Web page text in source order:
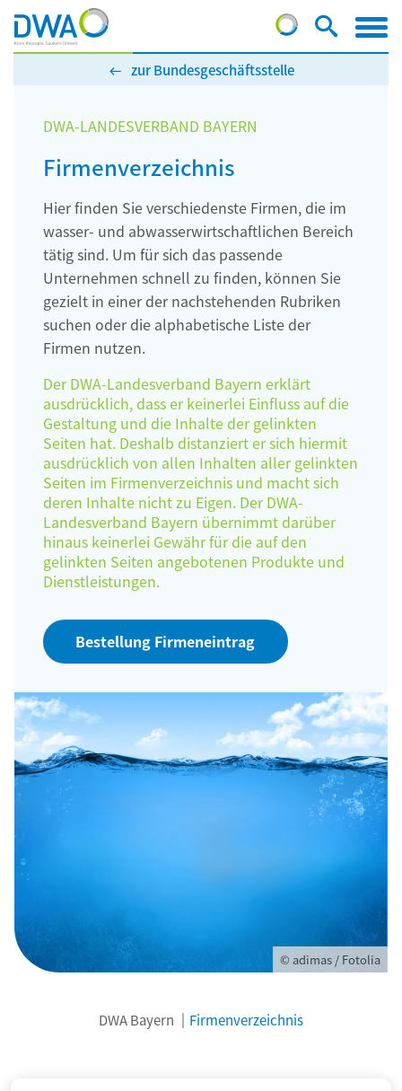
zur Bundesgeschäftsstelle
DWA-LANDESVERBAND BAYERN
Firmenverzeichnis
Hier finden Sie verschiedenste Firmen, die im
wasser- und abwasserwirtschaftlichen Bereich
tätig sind. Um für sich das passende
Unternehmen schnell zu finden, können Sie
gezielt in einer der nachstehenden Rubriken
suchen oder die alphabetische Liste der
Firmen nutzen.
Der DWA-Landesverband Bayern erklärt
ausdrücklich, dass er keinerlei Einfluss auf die
Gestaltung und die Inhalte der gelinkten
Seiten hat. Deshalb distanziert er sich hiermit
ausdrücklich von allen Inhalten aller gelinkten
Seiten im Firmenverzeichnis und macht sich
deren Inhalte nicht zu Eigen. Der DWA-
Landesverband Bayern übernimmt darüber
hinaus keinerlei Gewähr für die auf den
gelinkten Seiten angebotenen Produkte und
Dienstleistungen.
Bestellung Firmeneintrag
© adimas / Fotolia
DWA Bayern Firmenverzeichnis